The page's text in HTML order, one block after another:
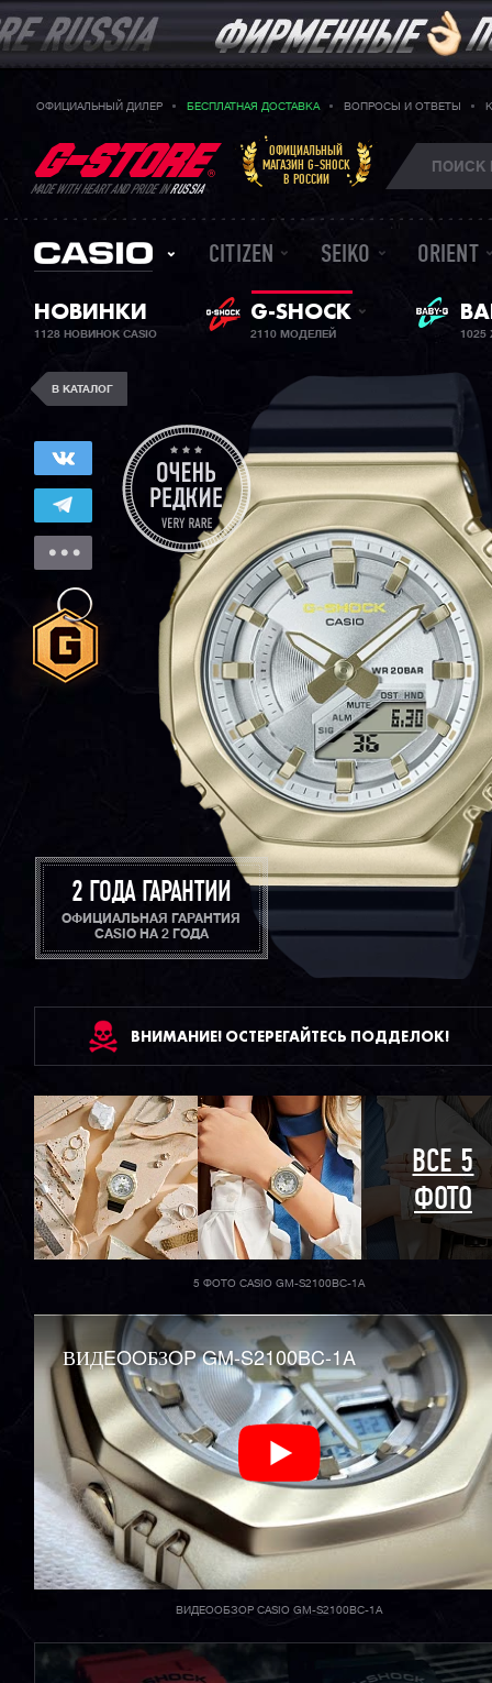
ОФИЦИАЛЬНЫЙ ДИЛЕР БЕСПЛАТНАЯ ДОСТАВКА ВОПРОСЫ И ОТВЕТЫ
MADE WITH HEART AND PRIDE INRUSSIA
ОФИЦИАЛЬНЫЙ
МАГАЗИН G-SHOCK
В РОССИИ
CITIZEN SEIKO ORIENT
НОВИНКИ
1128 НОВИНОК CASIO
G-SHOCK
2110 МОДЕЛЕЙ
В КАТАЛОГ
2 ГОДА ГАРАНТИИ
ОФИЦИАЛЬНАЯ ГАРАНТИЯ
CASIO НА 2 ГОДА
ВНИМАНИЕ! ОСТЕРЕГАЙТЕСЬ ПОДДЕЛОК!
ВСЕ 5
ФОТО
5 ФОТО CASIO GM-S2100BC-1A
ВИДEOOБЗOP GM-S2100BC-1A
ВИДЕООБЗОР CASIO GM-S2100BC-1A